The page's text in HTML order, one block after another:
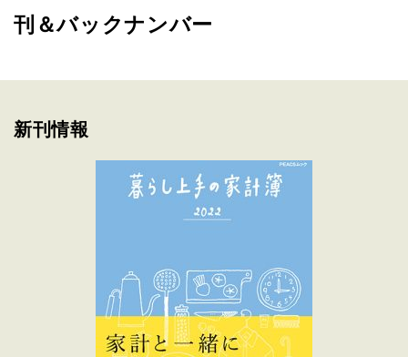
刊＆バックナンバー
新刊情報